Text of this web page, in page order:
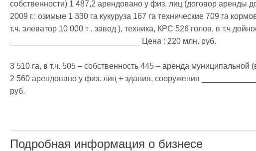
собственности) 1 487,2 арендовано у физ. лиц (договор аренды
2009 г.: озимые 1 330 га кукуруза 167 га технические 709 га
т.ч. элеватор 10 000 т , завод ), техника, КРС 526 голов, в т.ч
_____________________________ Цена : 220 млн. руб.
3 510 га, в т.ч. 505 – собственность 445 – аренда муниципальной
2 560 арендовано у физ. лиц + здания, сооружения
руб.
Подробная информация о бизнесе